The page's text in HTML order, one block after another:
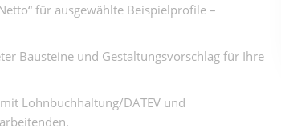
für ausgewählte Beispielprofile –
Bausteine und Gestaltungsvorschlag für Ihre
Lohnbuchhaltung/DATEV und